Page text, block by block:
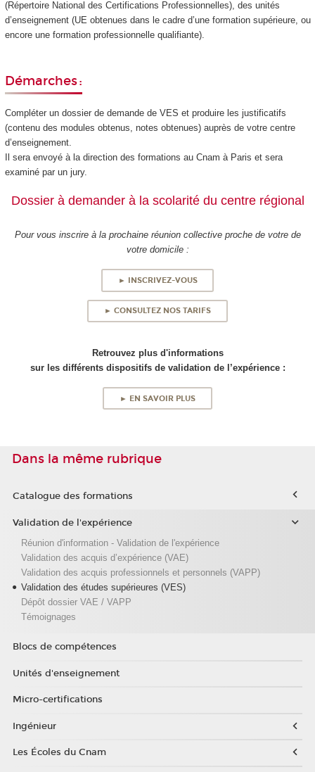
(Répertoire National des Certifications Professionnelles), des unités
d’enseignement (UE obtenues dans le cadre d’une formation supérieure, ou
encore une formation professionnelle qualifiante).
Démarches :
Compléter un dossier de demande de VES et produire les justificatifs
(contenu des modules obtenus, notes obtenues) auprès de votre centre
d’enseignement.
Il sera envoyé à la direction des formations au Cnam à Paris et sera
examiné par un jury.
Dossier à demander à la scolarité du centre régional
Pour vous inscrire à la prochaine réunion collective proche de votre de
votre domicile :
► INSCRIVEZ-VOUS
► CONSULTEZ NOS TARIFS
Retrouvez plus d'informations
sur les différents dispositifs de validation de l’expérience :
► EN SAVOIR PLUS
Dans la même rubrique
Catalogue des formations
Validation de l'expérience
Réunion d'information - Validation de l'expérience
Validation des acquis d’expérience (VAE)
Validation des acquis professionnels et personnels (VAPP)
Validation des études supérieures (VES)
Dépôt dossier VAE / VAPP
Témoignages
Blocs de compétences
Unités d'enseignement
Micro-certifications
Ingénieur
Les Écoles du Cnam